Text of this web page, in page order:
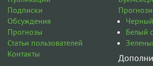
Подписки
Обсуждения
Прогнозы
Статьи пользователей
Контакты
Белый